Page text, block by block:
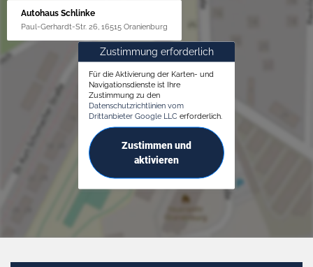
Autohaus Schlinke
Paul-Gerhardt-Str. 26, 16515 Oranienburg
Zustimmung erforderlich
Für die Aktivierung der Karten- und
Navigationsdienste ist Ihre
Zustimmung zu den
Datenschutzrichtlinien vom
Drittanbieter Google LLC erforderlich.
Zustimmen und
aktivieren